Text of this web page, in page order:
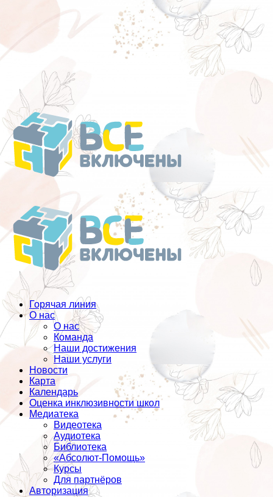
Перейти
к
содержанию
Горячая линия
О нас
О нас
Команда
Наши достижения
Наши услуги
Новости
Карта
Календарь
Оценка инклюзивности школ
Медиатека
Видеотека
Аудиотека
Библиотека
«Абсолют-Помощь»
Курсы
Для партнёров
Авторизация